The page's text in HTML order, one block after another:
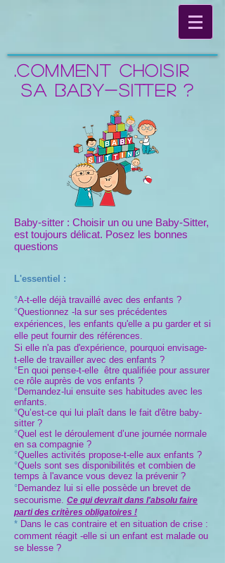
.Comment choisir
sa baby-sitter ?
Baby-sitter : Choisir un ou une Baby-Sitter,
est toujours délicat. Posez les bonnes
questions
L'essentiel :
°A-t-elle déjà travaillé avec des enfants ?
°Questionnez -la sur ses précédentes
expériences, les enfants qu'elle a pu garder et si
elle peut fournir des références.
Si elle n'a pas d'expérience, pourquoi envisage-
t-elle de travailler avec des enfants ?
°En quoi pense-t-elle être qualifiée pour assurer
ce rôle auprès de vos enfants ?
°Demandez-lui ensuite ses habitudes avec les
enfants.
°Qu’est-ce qui lui plaît dans le fait d'être baby-
sitter ?
°Quel est le déroulement d’une journée normale
en sa compagnie ?
°Quelles activités propose-t-elle aux enfants ?
°Quels sont ses disponibilités et combien de
temps à l'avance vous devez la prévenir ?
°Demandez lui si elle possède un brevet de
secourisme. Ce qui devrait dans l'absolu faire
parti des critères obligatoires !
* Dans le cas contraire et en situation de crise :
comment réagit -elle si un enfant est malade ou
se blesse ?